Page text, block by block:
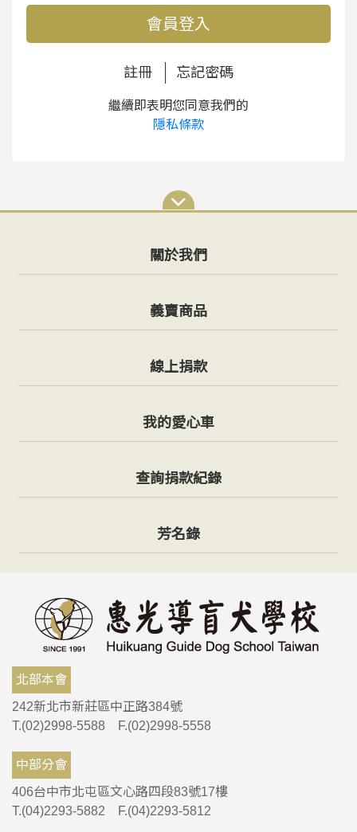
會員登入
註冊 忘記密碼
繼續即表明您同意我們的
隱私條款
關於我們
義賣商品
線上捐款
我的愛心車
查詢捐款紀錄
芳名錄
北部本會
242新北市新莊區中正路384號
T.(02)2998-5588 F.(02)2998-5558
中部分會
406台中市北屯區文心路四段83號17樓
T.(04)2293-5882 F.(04)2293-5812